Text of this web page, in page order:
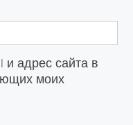
и адрес сайта в
моих